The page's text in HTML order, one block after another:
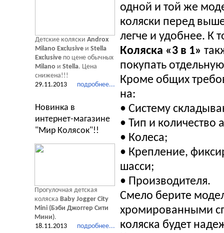
одной и той же
коляски перед
легче и удобнее. К
Коляска «3 в 1»
покупать
Кроме общих
на:
• Систему
• Тип и количество
• Колеса;
• Крепление,
шасси;
• Производителя.
Смело берите
хромированными
коляска будет
Детские коляски Androx
Milano Exclusive и Stella
Exclusive по цене обычных
Milano и Stella. Цена
снижена!!!
подробнее...
29.11.2013
Новинка в
интернет-магазине
"Мир Колясок"!!
Прогулочная детская
коляска Baby Jogger City
Mini (Бэби Джоггер Сити
Мини).
подробнее...
18.11.2013